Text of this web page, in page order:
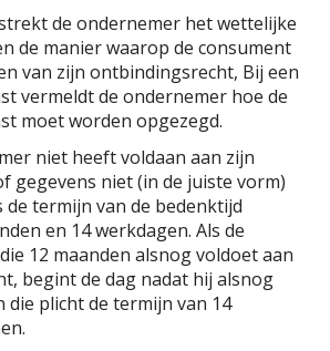
de ondernemer het wettelijke
de manier waarop de consument
van zijn ontbindingsrecht, Bij een
vermeldt de ondernemer hoe de
moet worden opgezegd.
niet heeft voldaan aan zijn
gegevens niet (in de juiste vorm)
termijn van de bedenktijd
en 14 werkdagen. Als de
12 maanden alsnog voldoet aan
begint de dag nadat hij alsnog
die plicht de termijn van 14